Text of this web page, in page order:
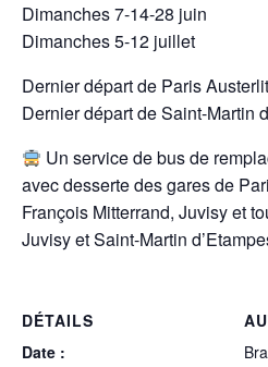
Dimanches 7-14-28 juin
Dimanches 5-12 juillet
Dernier départ de Paris
Dernier départ de Saint-Martin
Un service de bus de
avec desserte des gares de
François Mitterrand, Juvisy et
Juvisy et Saint-Martin
DÉTAILS
Date :